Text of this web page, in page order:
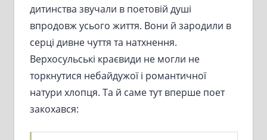
дитинства звучали в поетовій душі
впродовж усього життя. Вони й зародили в
серці дивне чуття та натхнення.
Верхосульські краєвиди не могли не
торкнутися небайдужої і романтичної
натури хлопця. Та й саме тут вперше поет
закохався: